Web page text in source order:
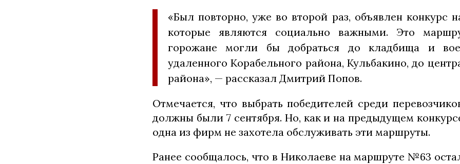
«Был повторно, уже во второй раз, объявлен конкурс
которые являются социально важными. Это
горожане могли бы добраться до кладбища и
удаленного Корабельного района, Кульбакино, до
района», — рассказал Дмитрий Попов.
Отмечается, что выбрать победителей среди
должны были 7 сентября. Но, как и на предыдущем
одна из фирм не захотела обслуживать эти маршруты.
Ранее сообщалось, что в Николаеве на маршруте №63